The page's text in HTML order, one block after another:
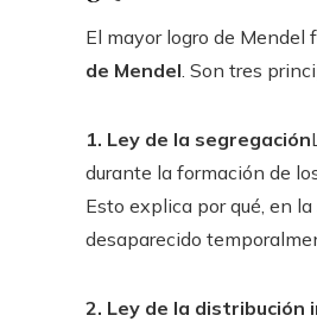
El mayor logro de Mendel
de Mendel. Son tres
1. Ley de la segregación
durante la formación de
Esto explica por qué, en
desaparecido
2. Ley de la distribución